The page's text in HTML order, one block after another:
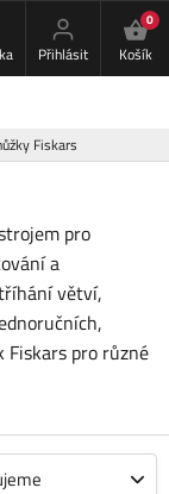
Přihlásit
0
Košík
Fiskars
pro
a
větví,
Fiskars pro různé